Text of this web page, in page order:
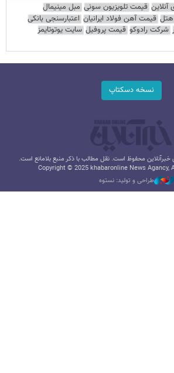
آنلاین قیمت تلویزیون سونی مبل مینیمال
قیمت آهن فولاد ایرانیان اعتبارسنجی بانکی
شرکت رادوکو قیمت پروفیل سایت یوتوتایمز
نسخه دسکتاپ
محفوظ است. نقل مطالب با ذکر منبع بلامانع است.
Copyright © 2025 khabaronline News Agancy,
طراحی و تولید: نستوه